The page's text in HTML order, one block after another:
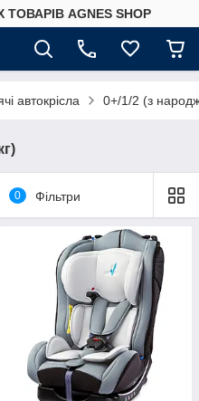
AGNES SHOP
автокрісла 0+/1/2 (з
0 Фільтри